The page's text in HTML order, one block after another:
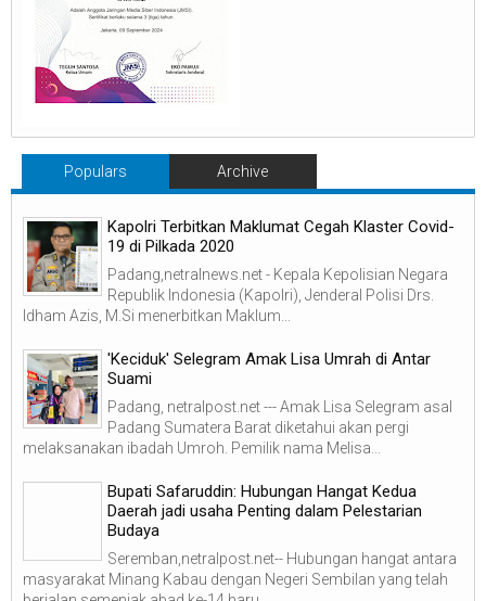
Populars Archive
Kapolri Terbitkan Maklumat Cegah Klaster Covid-
19 di Pilkada 2020
Padang,netralnews.net - Kepala Kepolisian Negara
Republik Indonesia (Kapolri), Jenderal Polisi Drs.
Idham Azis, M.Si menerbitkan Maklum...
'Keciduk' Selegram Amak Lisa Umrah di Antar
Suami
Padang, netralpost.net --- Amak Lisa Selegram asal
Padang Sumatera Barat diketahui akan pergi
melaksanakan ibadah Umroh. Pemilik nama Melisa...
Bupati Safaruddin: Hubungan Hangat Kedua
Daerah jadi usaha Penting dalam Pelestarian
Budaya
Seremban,netralpost.net-- Hubungan hangat antara
masyarakat Minang Kabau dengan Negeri Sembilan yang telah